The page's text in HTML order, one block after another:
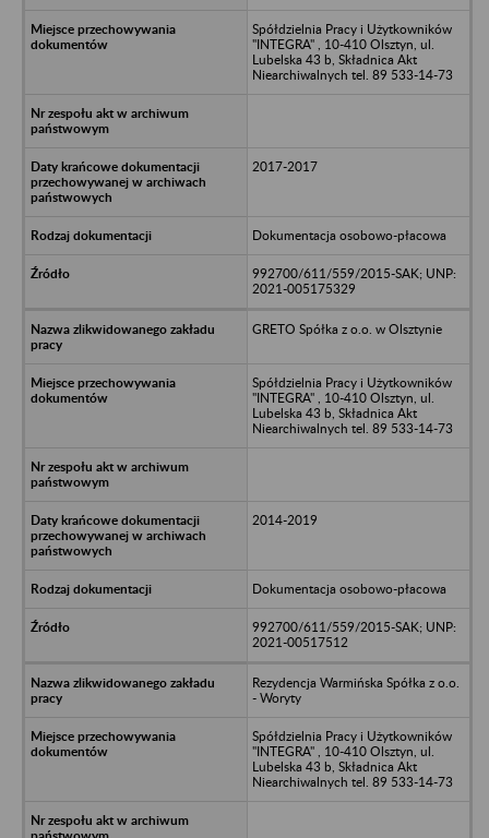
Spółdzielnia Pracy i Użytkowników
"INTEGRA" , 10-410 Olsztyn, ul.
Lubelska 43 b, Składnica Akt
Niearchiwalnych tel. 89 533-14-73
2017-2017
Dokumentacja osobowo-płacowa
992700/611/559/2015-SAK; UNP:
2021-005175329
GRETO Spółka z o.o. w Olsztynie
Spółdzielnia Pracy i Użytkowników
"INTEGRA" , 10-410 Olsztyn, ul.
Lubelska 43 b, Składnica Akt
Niearchiwalnych tel. 89 533-14-73
2014-2019
Dokumentacja osobowo-płacowa
992700/611/559/2015-SAK; UNP:
2021-00517512
Rezydencja Warmińska Spółka z o.o.
- Woryty
Spółdzielnia Pracy i Użytkowników
"INTEGRA" , 10-410 Olsztyn, ul.
Lubelska 43 b, Składnica Akt
Niearchiwalnych tel. 89 533-14-73